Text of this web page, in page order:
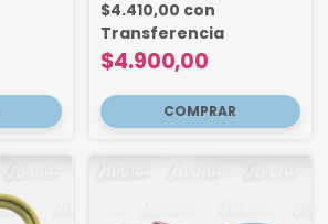
$4.900,00
$4.410,00 con
Transferencia